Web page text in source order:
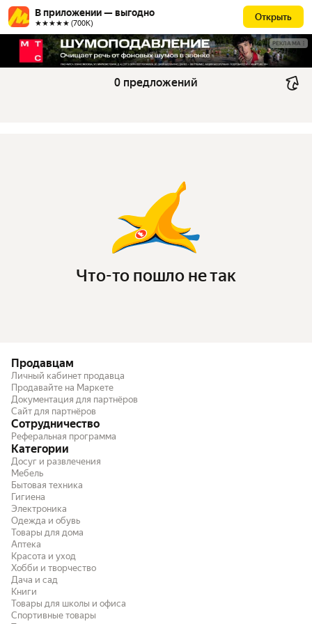
В приложении — выгодно
★★★★★ (700К)
Открыть
РЕКЛАМА
0 предложений
Что-то пошло не так
Продавцам
Личный кабинет продавца
Продавайте на Маркете
Документация для партнёров
Сайт для партнёров
Сотрудничество
Реферальная программа
Категории
Досуг и развлечения
Мебель
Бытовая техника
Гигиена
Электроника
Одежда и обувь
Товары для дома
Аптека
Красота и уход
Хобби и творчество
Дача и сад
Книги
Товары для школы и офиса
Спортивные товары